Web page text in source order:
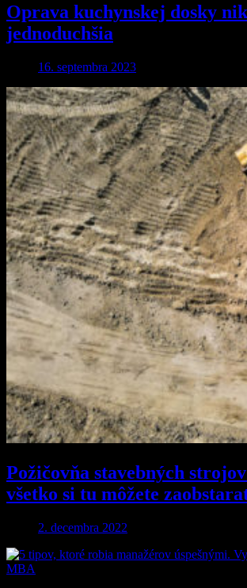
Oprava kuchynskej dosky
jednoduchšia
16. septembra 2023
Požičovňa stavebných
všetko si tu môžete
2. decembra 2022